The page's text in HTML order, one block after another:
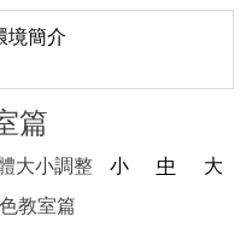
境簡介
篇
大小調整 小 中
大
教室篇